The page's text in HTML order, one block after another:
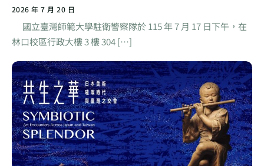
2026 年 7 月 20 日
國立臺灣師範大學駐衛警察隊於 115 年 7 月 17 日下午，在
林口校區行政大樓 3 樓 304 […]